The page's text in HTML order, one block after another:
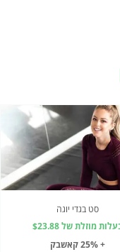
סט בגדי יוגה
מוזלת של $23.88
+ 25% קאשבק